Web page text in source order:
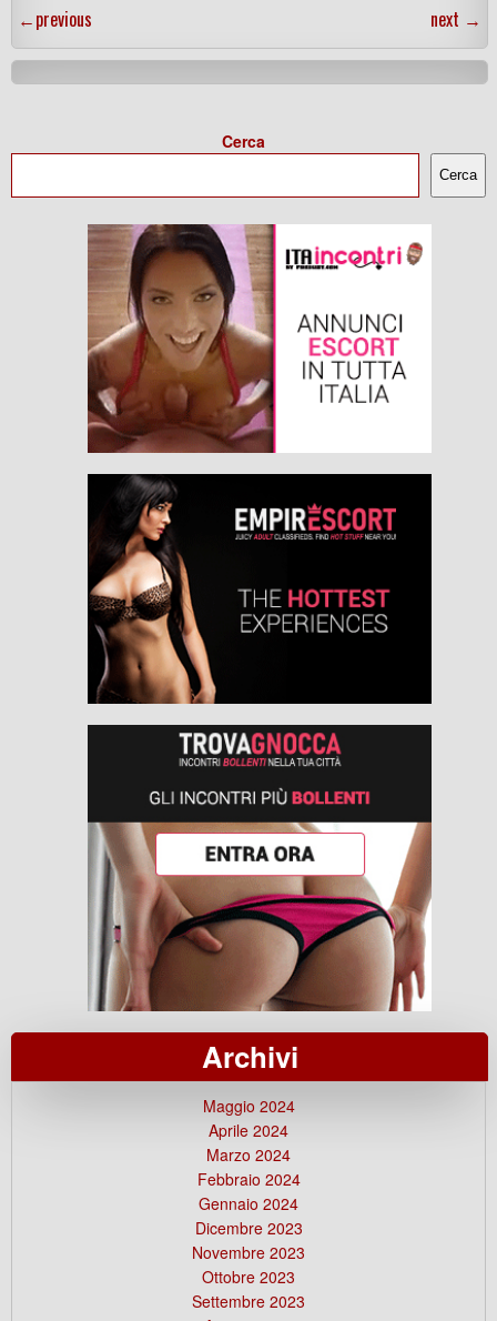
←previous next →
Cerca
Cerca
Archivi
Maggio 2024
Aprile 2024
Marzo 2024
Febbraio 2024
Gennaio 2024
Dicembre 2023
Novembre 2023
Ottobre 2023
Settembre 2023